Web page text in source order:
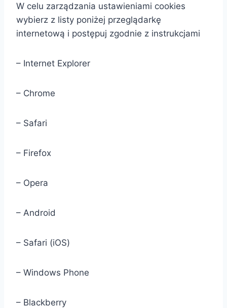
W celu zarządzania ustawieniami cookies
wybierz z listy poniżej przeglądarkę
internetową i postępuj zgodnie z instrukcjami
– Internet Explorer
– Chrome
– Safari
– Firefox
– Opera
– Android
– Safari (iOS)
– Windows Phone
– Blackberry